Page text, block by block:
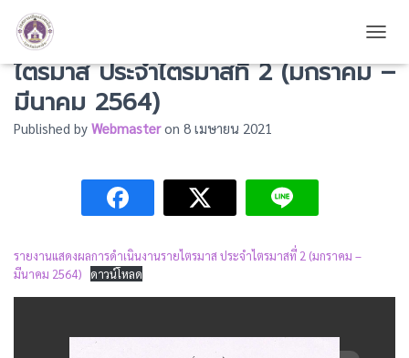
รายงานแสดงผลการดำเนินงานราย
ไตรมาส ประจำไตรมาสที่ 2 (มกราคม –
มีนาคม 2564)
Published by Webmasteron 8 เมษายน 2021
รายงานแสดงผลการดำเนินงานรายไตรมาส ประจำไตรมาสที่ 2 (มกราคม –
มีนาคม 2564)
ดาวน์โหลด